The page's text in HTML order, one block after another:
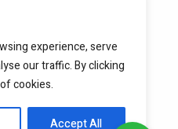
experience, serve
our traffic. By clicking
cookies.
Accept All